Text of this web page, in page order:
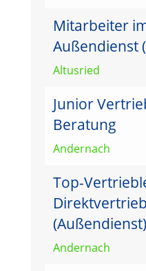
Mitarbeiter
Außendienst
Altusried
Junior
Beratung
Andernach
Top-
Andernach